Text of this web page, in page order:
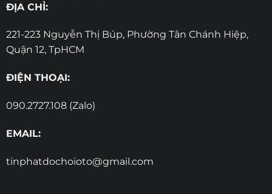
ĐỊA CHỈ:
221-223 Nguyễn Thị Búp, Phường Tân Chánh Hiệp,
Quận 12, TpHCM
ĐIỆN THOẠI:
090.2727.108 (Zalo)
EMAIL:
tinphatdochoioto@gmail.com